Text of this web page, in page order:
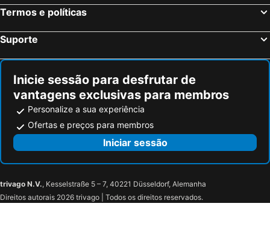
Termos e políticas
Suporte
Inicie sessão para desfrutar de
vantagens exclusivas para membros
Personalize a sua experiência
Ofertas e preços para membros
Iniciar sessão
trivago N.V., Kesselstraße 5 – 7, 40221 Düsseldorf, Alemanha
Direitos autorais 2026 trivago | Todos os direitos reservados.